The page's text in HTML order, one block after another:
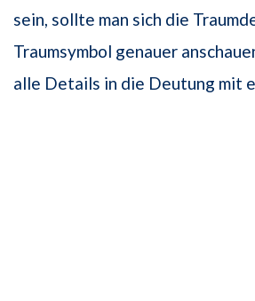
sein, sollte man sich die
Traumsymbol genauer
alle Details in die Deutung mit